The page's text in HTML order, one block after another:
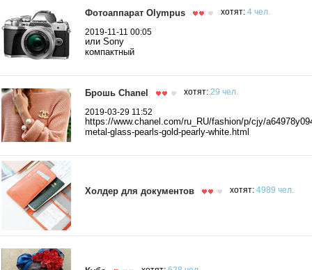
Фотоаппарат Olympus хотят: 4 чел.
2019-11-11 00:05
или Sony
компактный
Брошь Chanel хотят: 29 чел.
2019-03-29 11:52
https://www.chanel.com/ru_RU/fashion/p/cjy/
metal-glass-pearls-gold-pearly-white.html
Холдер для документов хотят: 4989 чел.